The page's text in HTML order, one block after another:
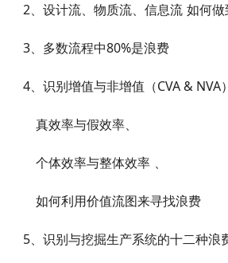
2 、设计流、物质流、信息流 如何做
3 、多数流程中80%是浪费
4 、识别增值与非增值（CVA & NVA）
真效率与假效率、
个体效率与整体效率
如何利用价值流图来寻找浪费
5 、识别与挖掘生产系统的十二种浪